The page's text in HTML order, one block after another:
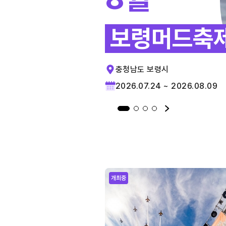
보령머드축
충청남도 보령시
2026.07.24 ~ 2026.08.09
개최중